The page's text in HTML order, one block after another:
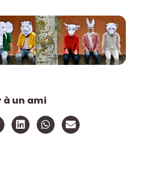
à un ami